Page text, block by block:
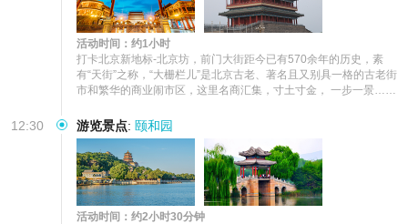
活动时间：约1小时
打卡北京新地标-北京坊，前门大街距今已有570余年的历史，素
有“天街”之称，“大栅栏儿”是北京古老、著名且又别具一格的古老街
市和繁华的商业闹市区，这里名商汇集，寸土寸金， 一步一景……
12:30 游览景点: 颐和园
活动时间：约2小时30分钟